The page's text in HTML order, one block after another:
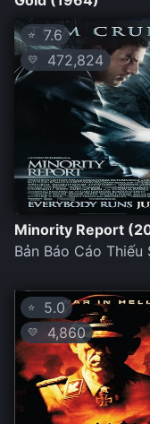
⭐ 7.6
💛 472,824
Minority Report
Bản Báo Cáo Thiếu
⭐ 5.0
💛 4,860